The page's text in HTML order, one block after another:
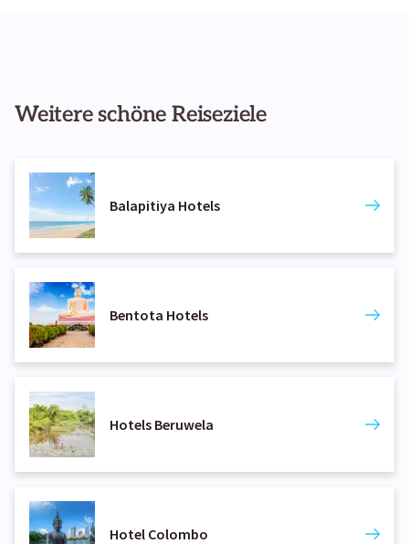
Weitere schöne Reiseziele
Balapitiya Hotels
Bentota Hotels
Hotels Beruwela
Hotel Colombo